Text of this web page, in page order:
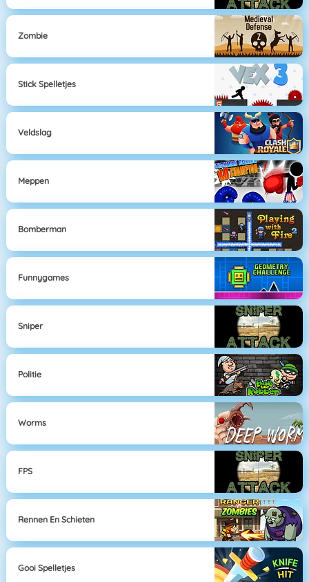
Zombie
Stick Spelletjes
Veldslag
Meppen
Bomberman
Funnygames
Sniper
Politie
Worms
FPS
Rennen En Schieten
Gooi Spelletjes